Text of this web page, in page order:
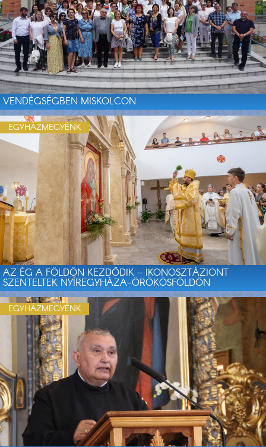
VENDÉGSÉGBEN MISKOLCON
AZ ÉG A FÖLDÖN KEZDŐDIK – IKONOSZTÁZIONT
SZENTELTEK NYÍREGYHÁZA-ÖRÖKÖSFÖLDÖN
EGYHÁZMEGYÉNK
EGYHÁZMEGYÉNK